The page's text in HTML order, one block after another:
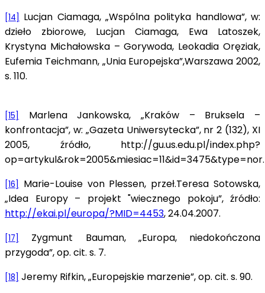
[14] Lucjan Ciamaga, „Wspólna polityka handlowa”, w:
dzieło zbiorowe, Lucjan Ciamaga, Ewa Latoszek,
Krystyna Michałowska – Gorywoda, Leokadia Oręziak,
Eufemia Teichmann, „Unia Europejska”,Warszawa 2002,
s. 110.
[15]
Marlena Jankowska, „Kraków – Bruksela –
konfrontacja”, w: „Gazeta Uniwersytecka”, nr 2 (132), XI
2005, źródło, http://gu.us.edu.pl/index.php?
op=artykul&rok=2005&miesiac=11&id=3475&type=nor.
[16]
Marie-Louise von Plessen, przeł.Teresa Sotowska,
„Idea Europy – projekt "wiecznego pokoju”, źródło:
http://ekai.pl/europa/?MID=4453, 24.04.2007.
[17]
Zygmunt Bauman, „Europa, niedokończona
przygoda”, op. cit. s. 7.
[18] Jeremy Rifkin, „Europejskie marzenie”, op. cit. s. 90.